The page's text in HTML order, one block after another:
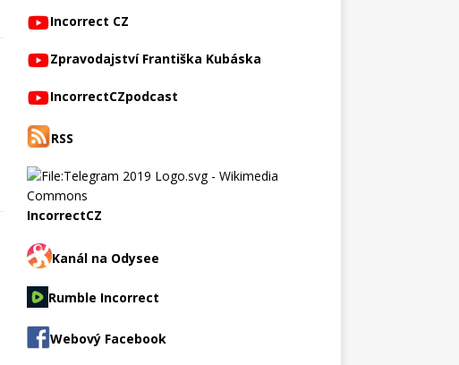
Incorrect CZ
Zpravodajství Františka Kubáska
IncorrectCZpodcast
RSS
IncorrectCZ
Kanál na Odysee
Rumble Incorrect
Webový Facebook